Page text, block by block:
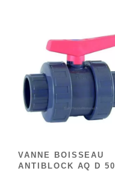
VANNE BOISSEAU
ANTIBLOCK AQ D 50